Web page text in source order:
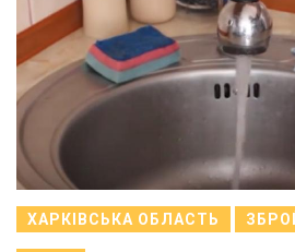
ХАРКІВСЬКА ОБЛАСТЬ